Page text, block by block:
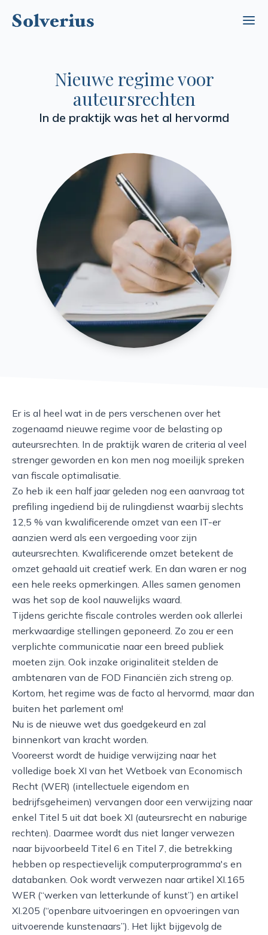
Nieuwe regime voor
auteursrechten
In de praktijk was het al hervormd
Er is al heel wat in de pers verschenen over het
zogenaamd nieuwe regime voor de belasting op
auteursrechten. In de praktijk waren de criteria al veel
strenger geworden en kon men nog moeilijk spreken
van fiscale optimalisatie.
Zo heb ik een half jaar geleden nog een aanvraag tot
prefiling ingediend bij de rulingdienst waarbij slechts
12,5 % van kwalificerende omzet van een IT-er
aanzien werd als een vergoeding voor zijn
auteursrechten. Kwalificerende omzet betekent de
omzet gehaald uit creatief werk. En dan waren er nog
een hele reeks opmerkingen. Alles samen genomen
was het sop de kool nauwelijks waard.
Tijdens gerichte fiscale controles werden ook allerlei
merkwaardige stellingen geponeerd. Zo zou er een
verplichte communicatie naar een breed publiek
moeten zijn. Ook inzake originaliteit stelden de
ambtenaren van de FOD Financiën zich streng op.
Kortom, het regime was de facto al hervormd, maar dan
buiten het parlement om!
Nu is de nieuwe wet dus goedgekeurd en zal
binnenkort van kracht worden.
Vooreerst wordt de huidige verwijzing naar het
volledige boek XI van het Wetboek van Economisch
Recht (WER) (intellectuele eigendom en
bedrijfsgeheimen) vervangen door een verwijzing naar
enkel Titel 5 uit dat boek XI (auteursrecht en naburige
rechten). Daarmee wordt dus niet langer verwezen
naar bijvoorbeeld Titel 6 en Titel 7, die betrekking
hebben op respectievelijk computerprogramma's en
databanken. Ook wordt verwezen naar artikel XI.165
WER (“werken van letterkunde of kunst”) en artikel
XI.205 (“openbare uitvoeringen en opvoeringen van
uitvoerende kunstenaars”). Het lijkt bijgevolg de